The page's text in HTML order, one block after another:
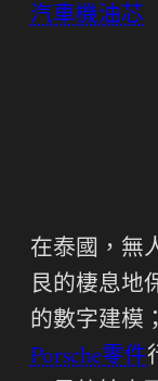
汽車機油芯
在泰國，無
艮的棲息地
的數字建模
Porsche零件